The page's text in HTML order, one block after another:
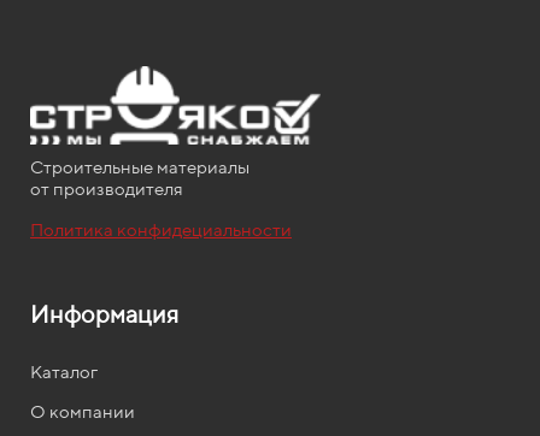
Строительные материалы
от производителя
Политика конфидециальности
Информация
Каталог
О компании